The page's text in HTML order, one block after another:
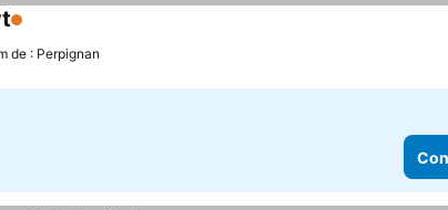
1 Étoiles
de : Perpignan